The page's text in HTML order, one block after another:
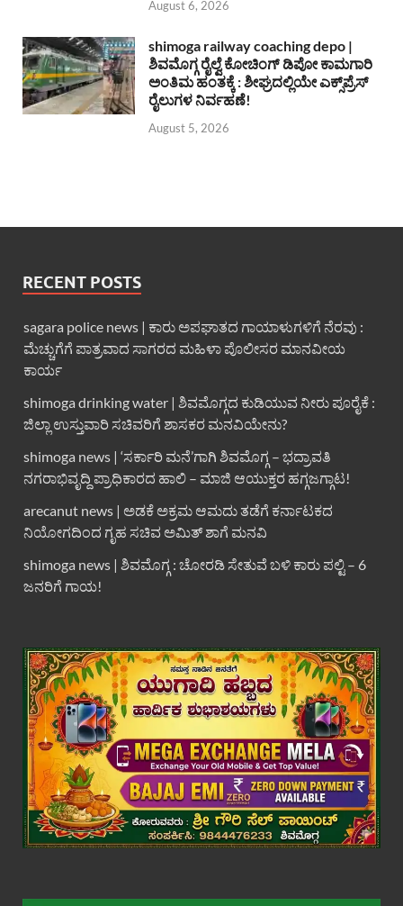
August 6, 2026
shimoga railway coaching depo |
ಶಿವಮೊಗ್ಗ ರೈಲ್ವೆ ಕೋಚಿಂಗ್ ಡಿಪೋ ಕಾಮಗಾರಿ
ಅಂತಿಮ ಹಂತಕ್ಕೆ : ಶೀಘ್ರದಲ್ಲಿಯೇ ಎಕ್ಸ್‌ಪ್ರೆಸ್
ರೈಲುಗಳ ನಿರ್ವಹಣೆ!
August 5, 2026
RECENT POSTS
sagara police news | ಕಾರು ಅಪಘಾತದ ಗಾಯಾಳುಗಳಿಗೆ ನೆರವು :
ಮೆಚ್ಚುಗೆಗೆ ಪಾತ್ರವಾದ ಸಾಗರದ ಮಹಿಳಾ ಪೊಲೀಸರ ಮಾನವೀಯ
ಕಾರ್ಯ
shimoga drinking water | ಶಿವಮೊಗ್ಗದ ಕುಡಿಯುವ ನೀರು ಪೂರೈಕೆ :
ಜಿಲ್ಲಾ ಉಸ್ತುವಾರಿ ಸಚಿವರಿಗೆ ಶಾಸಕರ ಮನವಿಯೇನು?
shimoga news | ‘ಸರ್ಕಾರಿ ಮನೆ’ಗಾಗಿ ಶಿವಮೊಗ್ಗ – ಭದ್ರಾವತಿ
ನಗರಾಭಿವೃದ್ದಿ ಪ್ರಾಧಿಕಾರದ ಹಾಲಿ – ಮಾಜಿ ಆಯುಕ್ತರ ಹಗ್ಗಜಗ್ಗಾಟ!
arecanut news | ಅಡಕೆ ಅಕ್ರಮ ಆಮದು ತಡೆಗೆ ಕರ್ನಾಟಕದ
ನಿಯೋಗದಿಂದ ಗೃಹ ಸಚಿವ ಅಮಿತ್ ಶಾಗೆ ಮನವಿ
shimoga news | ಶಿವಮೊಗ್ಗ : ಚೋರಡಿ ಸೇತುವೆ ಬಳಿ ಕಾರು ಪಲ್ಟಿ – 6
ಜನರಿಗೆ ಗಾಯ!